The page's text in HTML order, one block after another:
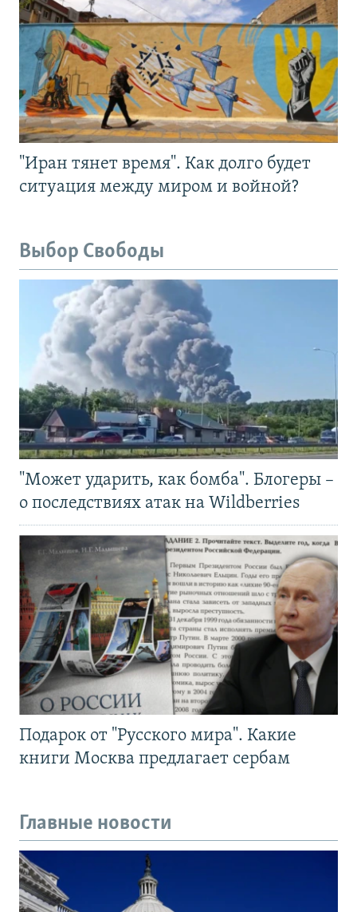
"Иран тянет время". Как долго будет
ситуация между миром и войной?
Выбор Свободы
"Может ударить, как бомба". Блогеры –
о последствиях атак на Wildberries
Подарок от "Русского мира". Какие
книги Москва предлагает сербам
Главные новости